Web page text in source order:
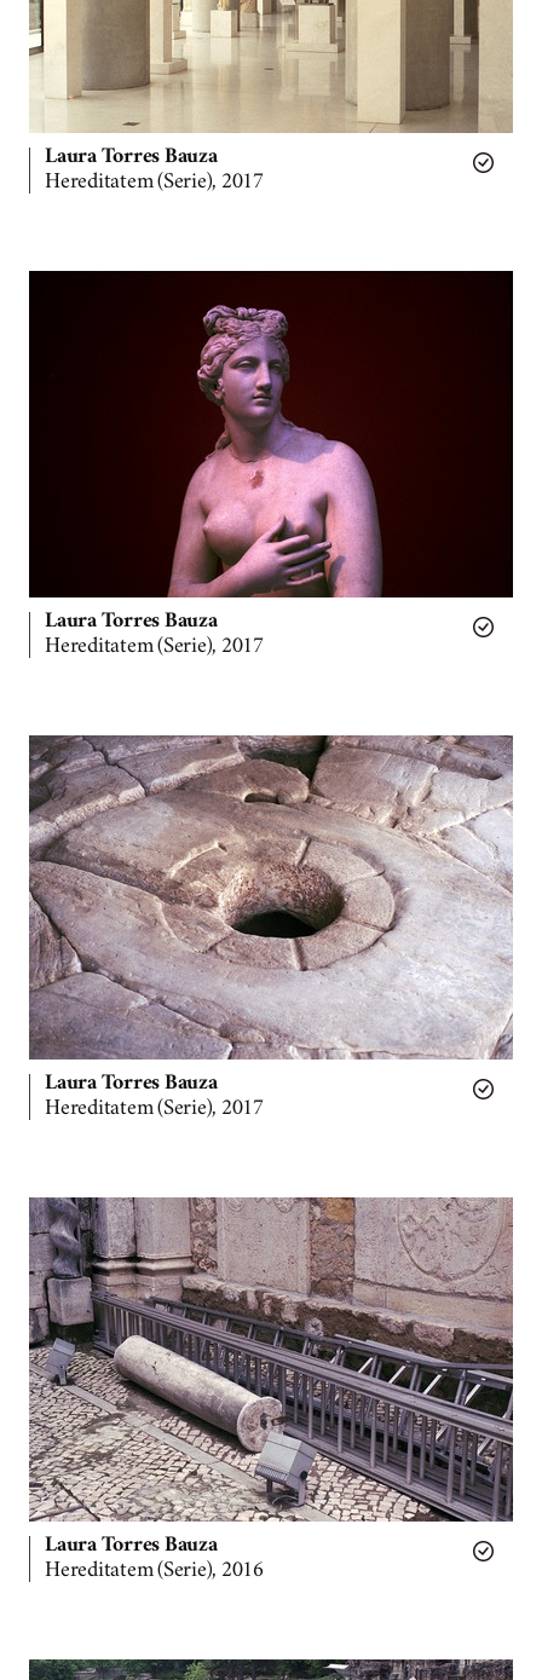
Laura Torres Bauza
Hereditatem (Serie), 2017
Laura Torres Bauza
Hereditatem (Serie), 2017
Laura Torres Bauza
Hereditatem (Serie), 2017
Laura Torres Bauza
Hereditatem (Serie), 2016